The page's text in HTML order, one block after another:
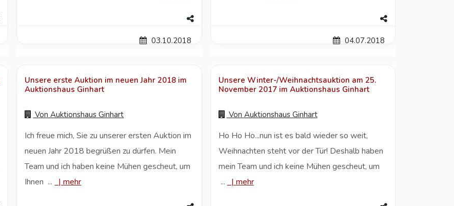
03.10.2018 04.07.2018
Unsere erste Auktion im neuen Jahr 2018 im
Auktionshaus Ginhart
VonAuktionshaus Ginhart
Ich freue mich, Sie zu unserer ersten Auktion im
neuen Jahr 2018 begrüßen zu dürfen. Mein
Team und ich haben keine Mühen gescheut, um
Ihnen ...
|mehr
Unsere Winter-/Weihnachtsauktion am 25.
November 2017 im Auktionshaus Ginhart
Von Auktionshaus Ginhart
Ho Ho Ho...nun ist es bald wieder so weit,
Weihnachten steht vor der Tür! Deshalb haben
mein Team und ich keine Mühen gescheut, um
...
| mehr